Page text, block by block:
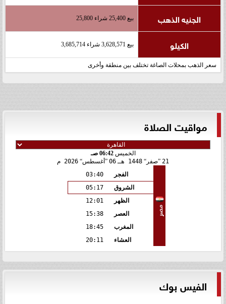
الجنيه الذهب بيع 25,400 شراء 25,800
الكيلو بيع 3,628,571 شراء 3,685,714
سعر الذهب بمحلات الصاغة تختلف بين منطقة وأخرى
مواقيت الصلاة
الخميس06:42 صـ
21 صفر 1448 هـ 06 أغسطس 2026 م
مصر
الفجر
03:40
الشروق
05:17
الظهر
12:01
العصر
15:38
المغرب
18:45
العشاء
20:11
الفيس بوك